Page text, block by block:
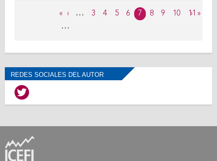
« ‹ … 3 4 5 6 7 8 9 10
11
…
› »
REDES SOCIALES DEL AUTOR